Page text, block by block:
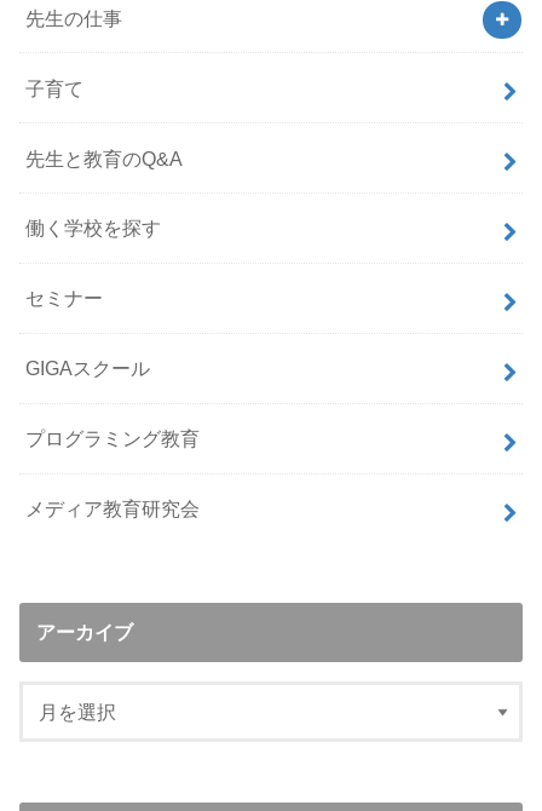
先生の仕事
子育て
先生と教育のQ&A
働く学校を探す
セミナー
GIGAスクール
プログラミング教育
メディア教育研究会
アーカイブ